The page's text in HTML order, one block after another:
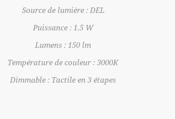
Source de lumière : DEL
Puissance : 1.5 W
Lumens : 150 lm
Température de couleur : 3000K
Dimmable : Tactile en 3 étapes